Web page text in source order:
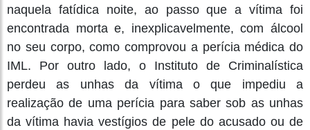
naquela fatídica noite, ao passo que a vítima foi
encontrada morta e, inexplicavelmente, com álcool
no seu corpo, como comprovou a perícia médica do
IML. Por outro lado, o Instituto de Criminalística
perdeu as unhas da vítima o que impediu a
realização de uma perícia para saber sob as unhas
da vítima havia vestígios de pele do acusado ou de